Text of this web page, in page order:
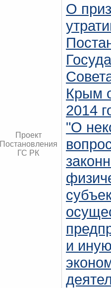
Проект
Постановления
ГС РК
О
Крым
2014
"О
и